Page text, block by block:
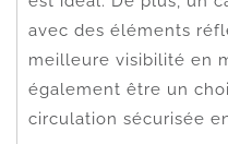
avec des éléments
meilleure visibilité en
également être un
circulation sécurisée